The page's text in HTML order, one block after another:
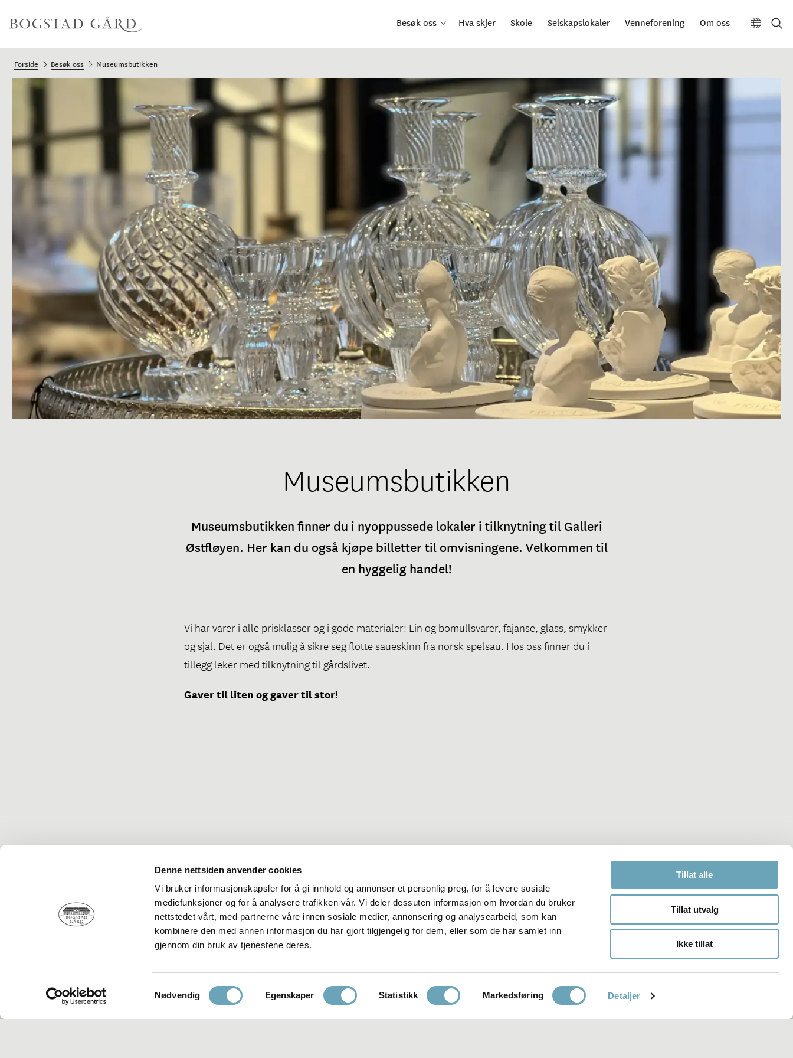
Denne nettsiden anvender cookies
Vi bruker informasjonskapsler for å gi innhold og annonser et personlig preg, for å levere sosiale
mediefunksjoner og for å analysere trafikken vår. Vi deler dessuten informasjon om hvordan du bruker
nettstedet vårt, med partnerne våre innen sosiale medier, annonsering og analysearbeid, som kan
kombinere den med annen informasjon du har gjort tilgjengelig for dem, eller som de har samlet inn
gjennom din bruk av tjenestene deres.
Samtykkevalg
Nødvendig Egenskaper Statistikk Markedsføring Detaljer
Tillat alle
Tillat utvalg
Ikke tillat
Besøk oss Hva skjer Skole Selskapslokaler Venneforening Om oss
Forside Besøk oss Museumsbutikken
Museumsbutikken
Museumsbutikken finner du i nyoppussede lokaler i tilknytning til Galleri
Østfløyen. Her kan du også kjøpe billetter til omvisningene. Velkommen til
en hyggelig handel!
Vi har varer i alle prisklasser og i gode materialer: Lin og bomullsvarer, fajanse, glass, smykker
og sjal. Det er også mulig å sikre seg flotte saueskinn fra norsk spelsau. Hos oss finner du i
tillegg leker med tilknytning til gårdslivet.
Gaver til liten og gaver til stor!
Om ossAnsatte Ledige stillingerFor mediaStiftelsen Norsk Folkemuseum
0758 Oslo